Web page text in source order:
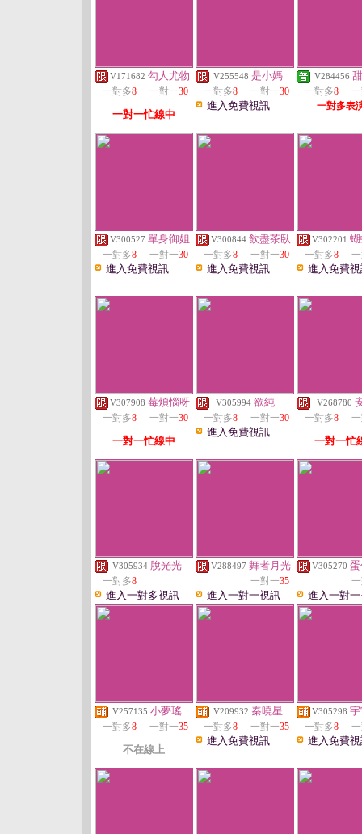
V171682 勾人尤物
一對多8 一對一30
一對一忙線中
V255548 是小媽
一對多8 一對一30
進入免費視訊
V284456
一對多8
一對多表
V300527 單身御姐
一對多8 一對一30
進入免費視訊
V300844 飲盡茶臥
一對多8 一對一30
進入免費視訊
V302201
一對多8
進入免費
V307908 莓煩惱呀
一對多8 一對一30
一對一忙線中
V305994 欲純
一對多8 一對一30
進入免費視訊
V268780
一對多8
一對一忙
V305934 脫光光
一對多8
進入一對多視訊
V288497 舞者月光
一對一35
進入一對一視訊
V305270
進入一對
V257135 小夢瑤
一對多8 一對一35
不在線上
V209932 秦曉星
一對多8 一對一35
進入免費視訊
V305298
一對多8
進入免費